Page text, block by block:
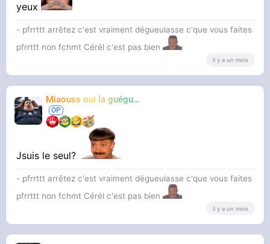
yeux
- pfrrttt arrêtez c'est vraiment dégueulasse c'que vous faites
pfrrttt non fchmt Cérél c'est pas bien
il y a un mois
Miaouss oui la guéguérre
Jsuis le seul?
- pfrrttt arrêtez c'est vraiment dégueulasse c'que vous faites
pfrrttt non fchmt Cérél c'est pas bien
il y a un mois